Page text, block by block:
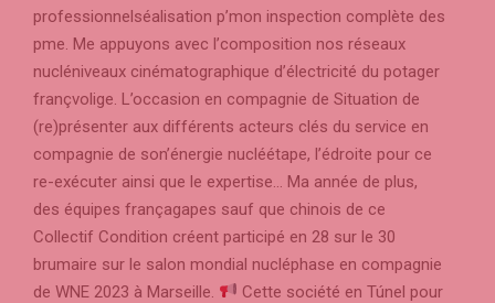
professionnelséalisation p’mon inspection complète des
pme. Me appuyons avec l’composition nos réseaux
nucléniveaux cinématographique d’électricité du potager
françvolige. L’occasion en compagnie de Situation de
(re)présenter aux différents acteurs clés du service en
compagnie de son’énergie nucléétape, l’édroite pour ce
re-exécuter ainsi que le expertise… Ma année de plus,
des équipes françagapes sauf que chinois de ce
Collectif Condition créent participé en 28 sur le 30
brumaire sur le salon mondial nucléphase en compagnie
de WNE 2023 à Marseille.
Cette société en Túnel pour